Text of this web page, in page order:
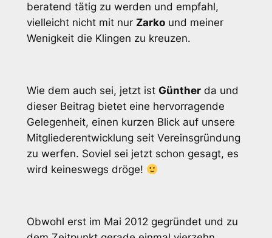
beratend tätig zu werden und empfahl,
vielleicht nicht mit nur Zarkound meiner
Wenigkeit die Klingen zu kreuzen.
Wie dem auch sei, jetzt ist Güntherda und
dieser Beitrag bietet eine hervorragende
Gelegenheit, einen kurzen Blick auf unsere
Mitgliederentwicklung seit Vereinsgründung
zu werfen. Soviel sei jetzt schon gesagt, es
wird keineswegs dröge!
Obwohl erst im Mai 2012 gegründet und zu